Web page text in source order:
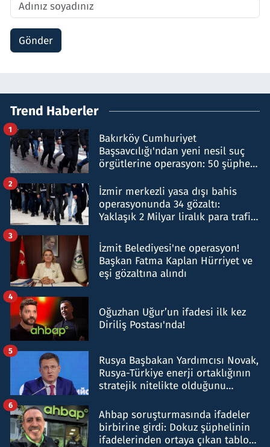
Gönder
Trend Haberler
Bakırköy Cumhuriyet
Başsavcılığı'ndan yeni nesil suç
örgütlerine operasyon: 50 şüpheli
1
İzmir merkezli yasa dışı bahis
operasyonunda 34 gözaltı:
Yaklaşık 2 Milyar liralık para trafiği
2
İzmit Belediyesi'ne operasyon!
Başkan Fatma Kaplan Hürriyet ve
eşi gözaltına alındı
3
Oğuzhan Uğur’un ifadesi ilk kez
Diriliş Postası'nda!
4
Rusya Başbakan Yardımcısı Novak,
Rusya-Türkiye enerji ortaklığının
stratejik nitelikte olduğunu
5
Ahbap soruşturmasında ifadeler
birbirine girdi: Dokuz şüphelinin
ifadelerinden ortaya çıkan tablo
6